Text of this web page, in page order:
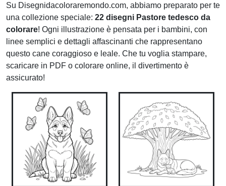
Su Disegnidacoloraremondo.com, abbiamo preparato per te
una collezione speciale: 22 disegni Pastore tedesco da
colorare! Ogni illustrazione è pensata per i bambini, con
linee semplici e dettagli affascinanti che rappresentano
questo cane coraggioso e leale. Che tu voglia stampare,
scaricare in PDF o colorare online, il divertimento è
assicurato!